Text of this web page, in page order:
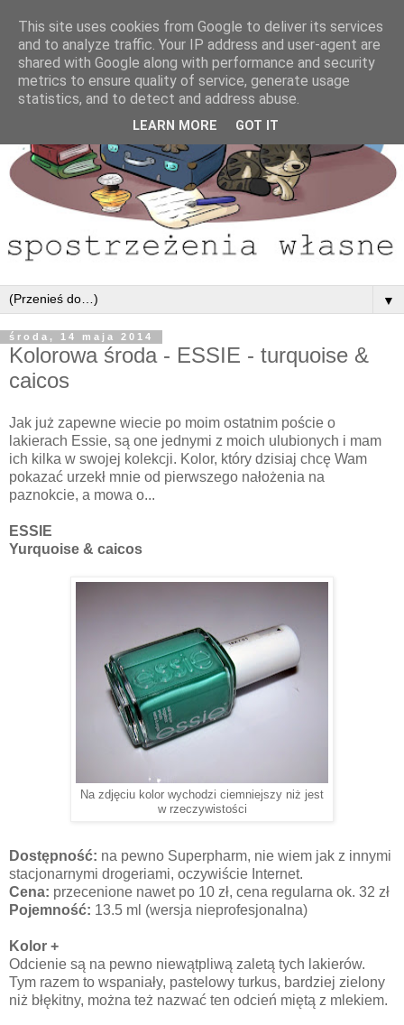
▼
środa, 14 maja 2014
Kolorowa środa - ESSIE - turquoise &
caicos
Jak już zapewne wiecie po moim ostatnim poście o
lakierach Essie, są one jednymi z moich ulubionych i mam
ich kilka w swojej kolekcji. Kolor, który dzisiaj chcę Wam
pokazać urzekł mnie od pierwszego nałożenia na
paznokcie, a mowa o...
ESSIE
Yurquoise & caicos
Na zdjęciu kolor wychodzi ciemniejszy niż jest
w rzeczywistości
Dostępność: na pewno Superpharm, nie wiem jak z innymi
stacjonarnymi drogeriami, oczywiście Internet.
Cena: przecenione nawet po 10 zł, cena regularna ok. 32 zł
Pojemność: 13.5 ml (wersja nieprofesjonalna)
Kolor +
Odcienie są na pewno niewątpliwą zaletą tych lakierów.
Tym razem to wspaniały, pastelowy turkus, bardziej zielony
niż błękitny, można też nazwać ten odcień miętą z mlekiem.
This site uses cookies from Google to deliver its services
and to analyze traffic. Your IP address and user-agent are
shared with Google along with performance and security
metrics to ensure quality of service, generate usage
statistics, and to detect and address abuse.
LEARN MORE GOT IT